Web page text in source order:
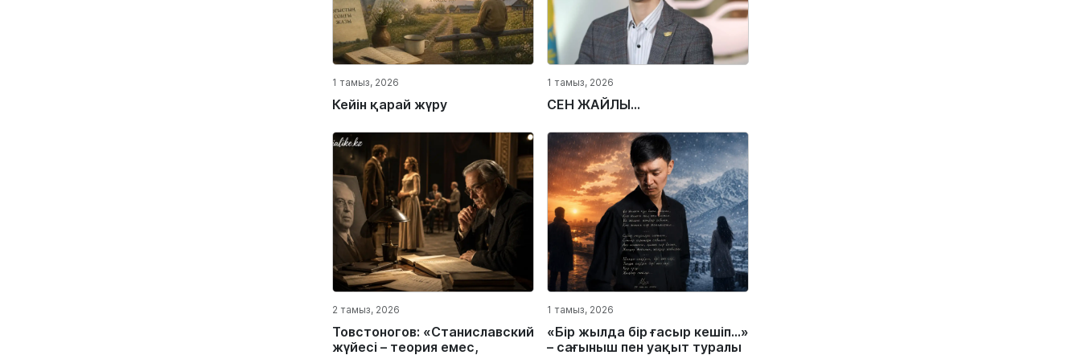
1 тамыз, 2026
Кейін қарай жүру
1 тамыз, 2026
СЕН ЖАЙЛЫ...
2 тамыз, 2026
Товстоногов: «Станиславский
жүйесі – теория емес,
1 тамыз, 2026
«Бір жылда бір ғасыр кешіп…»
– сағыныш пен уақыт туралы